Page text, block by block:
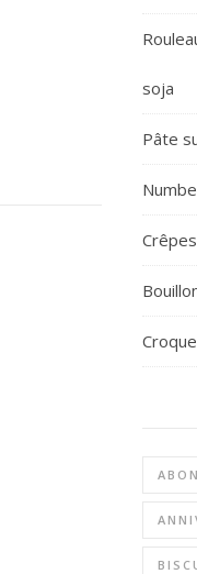
soja
Pâte